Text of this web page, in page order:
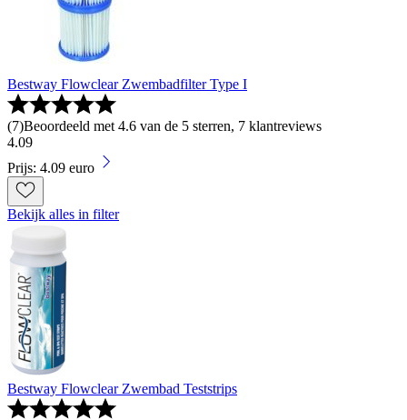
Bestway Flowclear Zwembadfilter Type I
(7)Beoordeeld met 4.6 van de 5 sterren, 7 klantreviews
4.09
Prijs: 4.09 euro
Bekijk alles in filter
Bestway Flowclear Zwembad Teststrips